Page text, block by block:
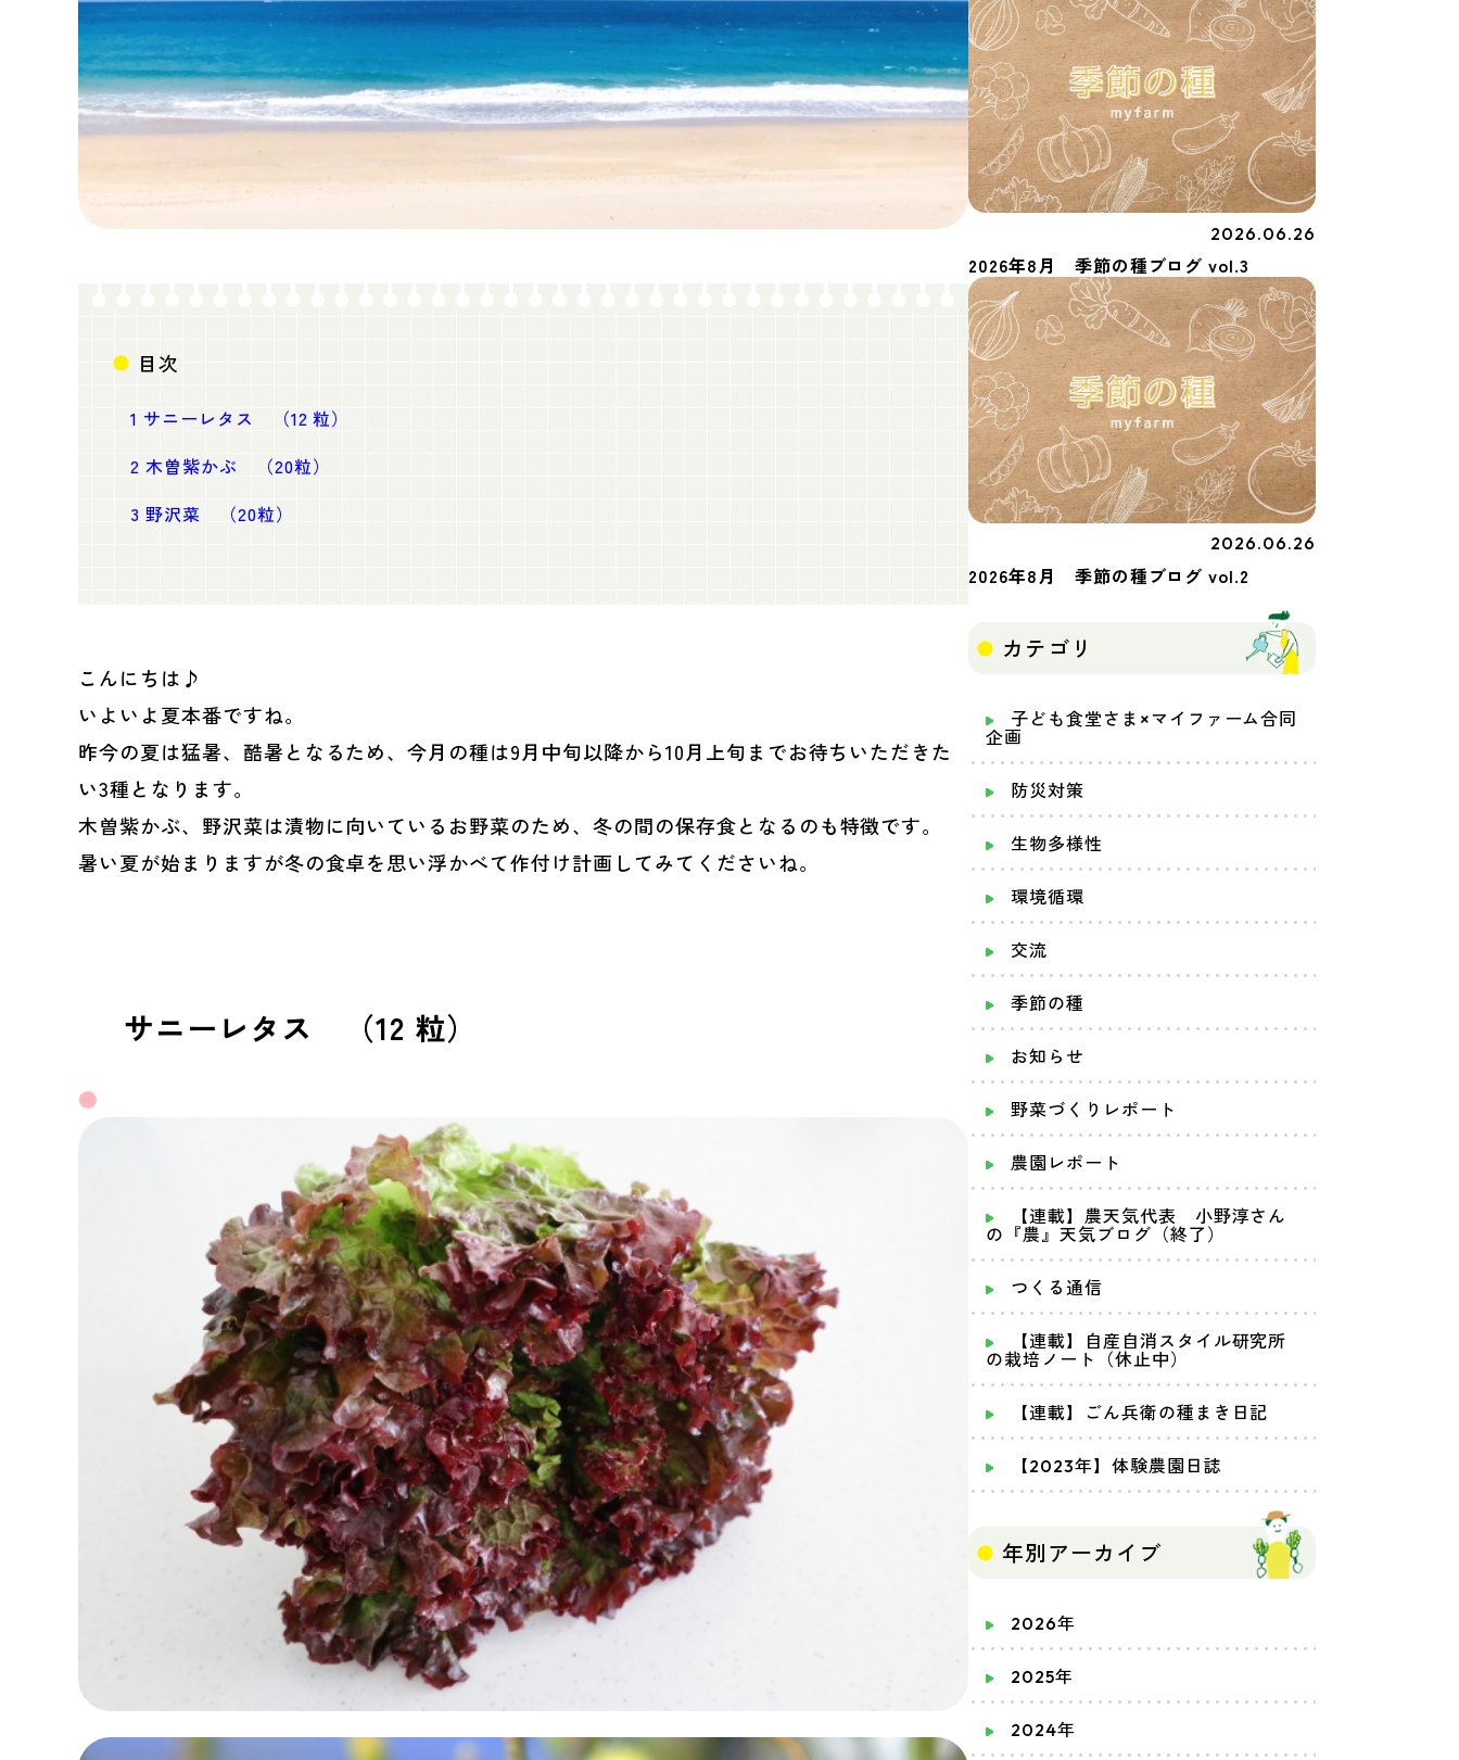
目次
1 サニーレタス （12 粒）
2 木曽紫かぶ （20粒）
3 野沢菜 （20粒）
こんにちは♪
いよいよ夏本番ですね。
昨今の夏は猛暑、酷暑となるため、今月の種は9月中旬以降から10月上旬までお待ちいただきた
い3種となります。
木曽紫かぶ、野沢菜は漬物に向いているお野菜のため、冬の間の保存食となるのも特徴です。
暑い夏が始まりますが冬の食卓を思い浮かべて作付け計画してみてくださいね。
サニーレタス （12 粒）
●
2026.06.26
2026年8月 季節の種ブログ vol.3
2026.06.26
2026年8月 季節の種ブログ vol.2
カテゴリ
子ども食堂さま×マイファーム合同
企画
防災対策
生物多様性
環境循環
交流
季節の種
お知らせ
野菜づくりレポート
農園レポート
【連載】農天気代表 小野淳さん
の『農』天気ブログ（終了）
つくる通信
【連載】自産自消スタイル研究所
の栽培ノート（休止中）
【連載】ごん兵衛の種まき日記
【2023年】体験農園日誌
年別アーカイブ
2026年
2025年
2024年